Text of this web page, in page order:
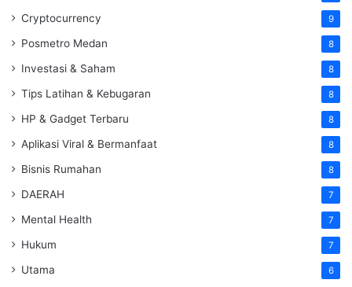
Cryptocurrency 9
Posmetro Medan 8
Investasi & Saham 8
Tips Latihan & Kebugaran 8
HP & Gadget Terbaru 8
Aplikasi Viral & Bermanfaat 8
Bisnis Rumahan 8
DAERAH 7
Mental Health 7
Hukum 7
Utama 6